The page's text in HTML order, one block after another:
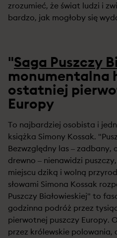
zrozumieć, że świat ludzi i
bardzo, jak mogłoby się
"Saga Puszczy
monumentalna
ostatniej
Europy
To najbardziej osobista i
książka Simony Kossak.
Bezwzględny las –
drewno – nienawidzi
miejscu dziką i wolną
słowami Simona Kossak
Puszczy Białowieskiej" to
godzinna podróż przez
pierwotnej puszczy Europy.
przez królewskie polowania,